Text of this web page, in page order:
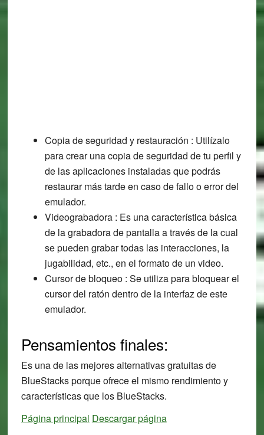
Copia de seguridad y restauración : Utilízalo
para crear una copia de seguridad de tu perfil y
de las aplicaciones instaladas que podrás
restaurar más tarde en caso de fallo o error del
emulador.
Videograbadora : Es una característica básica
de la grabadora de pantalla a través de la cual
se pueden grabar todas las interacciones, la
jugabilidad, etc., en el formato de un video.
Cursor de bloqueo : Se utiliza para bloquear el
cursor del ratón dentro de la interfaz de este
emulador.
Pensamientos finales:
Es una de las mejores alternativas gratuitas de
BlueStacks porque ofrece el mismo rendimiento y
características que los BlueStacks.
Página principal Descargar página